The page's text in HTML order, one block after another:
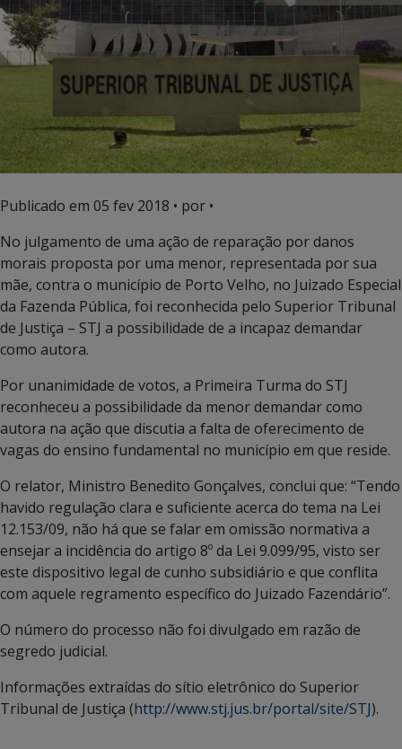
Publicado em 05 fev 2018 • por •
No julgamento de uma ação de reparação por danos
morais proposta por uma menor, representada por sua
mãe, contra o município de Porto Velho, no Juizado Especial
da Fazenda Pública, foi reconhecida pelo Superior Tribunal
de Justiça – STJ a possibilidade de a incapaz demandar
como autora.
Por unanimidade de votos, a Primeira Turma do STJ
reconheceu a possibilidade da menor demandar como
autora na ação que discutia a falta de oferecimento de
vagas do ensino fundamental no município em que reside.
O relator, Ministro Benedito Gonçalves, conclui que: “Tendo
havido regulação clara e suficiente acerca do tema na Lei
12.153/09, não há que se falar em omissão normativa a
ensejar a incidência do artigo 8º da Lei 9.099/95, visto ser
este dispositivo legal de cunho subsidiário e que conflita
com aquele regramento específico do Juizado Fazendário”.
O número do processo não foi divulgado em razão de
segredo judicial.
Informações extraídas do sítio eletrônico do Superior
Tribunal de Justiça (http://www.stj.jus.br/portal/site/STJ).